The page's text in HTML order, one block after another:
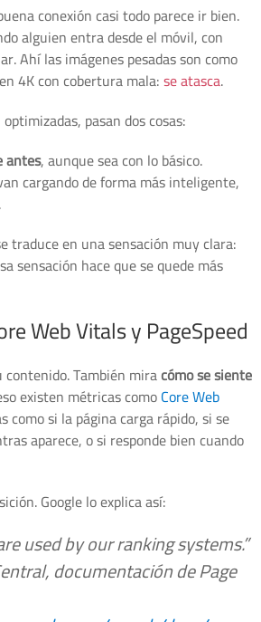
conexión casi todo parece ir bien.
alguien entra desde el móvil, con
Ahí las imágenes pesadas son como
4K con cobertura mala:se atasca.
pasan dos cosas:
antes, aunque sea con lo básico.
cargando de forma más inteligente,
traduce en una sensación muy clara:
sensación hace que se quede más
Web Vitals y PageSpeed
También miracómo se siente
existen métricas comoCore Web
como si la página carga rápido, si se
aparece, o si responde bien cuando
Google lo explica así:
used by our ranking systems.”
documentación de Page